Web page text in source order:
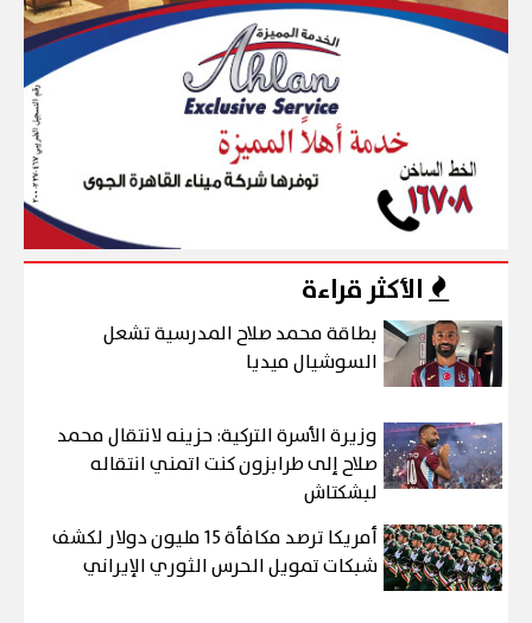
الأكثر قراءة
بطاقة محمد صلاح المدرسية تشعل
السوشيال ميديا
وزيرة الأسرة التركية: حزينه لانتقال محمد
صلاح إلى طرابزون كنت اتمني انتقاله
لبشكتاش
أمريكا ترصد مكافأة 15 مليون دولار لكشف
شبكات تمويل الحرس الثوري الإيراني